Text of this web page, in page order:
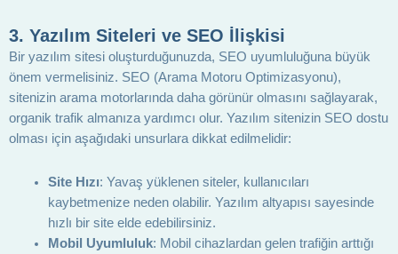
3. Yazılım Siteleri ve SEO İlişkisi
Bir yazılım sitesi oluşturduğunuzda, SEO uyumluluğuna büyük
önem vermelisiniz. SEO (Arama Motoru Optimizasyonu),
sitenizin arama motorlarında daha görünür olmasını sağlayarak,
organik trafik almanıza yardımcı olur. Yazılım sitenizin SEO dostu
olması için aşağıdaki unsurlara dikkat edilmelidir:
Site Hızı: Yavaş yüklenen siteler, kullanıcıları
kaybetmenize neden olabilir. Yazılım altyapısı sayesinde
hızlı bir site elde edebilirsiniz.
Mobil Uyumluluk: Mobil cihazlardan gelen trafiğin arttığı